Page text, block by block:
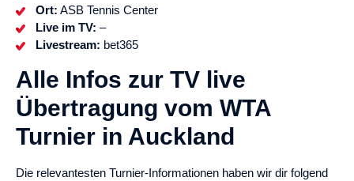
Ort: ASB Tennis Center
Live im TV: –
Livestream: bet365
Alle Infos zur TV live
Übertragung vom WTA
Turnier in Auckland
Die relevantesten Turnier-Informationen haben wir dir folgend